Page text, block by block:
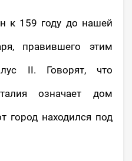
к 159 году до нашей
правившего этим
II. Говорят, что
означает дом
город находился под